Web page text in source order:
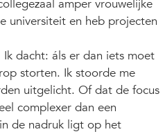
amper vrouwelijke
universiteit en heb projecten
dacht: áls er dan iets moet
storten. Ik stoorde me
uitgelicht. Of dat de focus
complexer dan een
de nadruk ligt op het